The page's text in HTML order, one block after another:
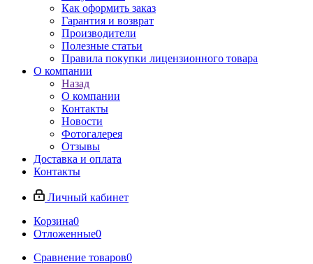
Как оформить заказ
Гарантия и возврат
Производители
Полезные статьи
Правила покупки лицензионного товара
О компании
Назад
О компании
Контакты
Новости
Фотогалерея
Отзывы
Доставка и оплата
Контакты
Личный кабинет
Корзина0
Отложенные0
Сравнение товаров0